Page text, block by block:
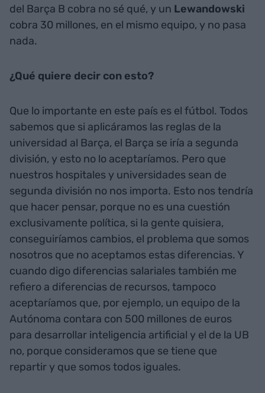
del Barça B cobra no sé qué, y un Lewandowski
cobra 30 millones, en el mismo equipo, y no pasa
nada.
¿Qué quiere decir con esto?
Que lo importante en este país es el fútbol. Todos
sabemos que si aplicáramos las reglas de la
universidad al Barça, el Barça se iría a segunda
división, y esto no lo aceptaríamos. Pero que
nuestros hospitales y universidades sean de
segunda división no nos importa. Esto nos tendría
que hacer pensar, porque no es una cuestión
exclusivamente política, si la gente quisiera,
conseguiríamos cambios, el problema que somos
nosotros que no aceptamos estas diferencias. Y
cuando digo diferencias salariales también me
refiero a diferencias de recursos, tampoco
aceptaríamos que, por ejemplo, un equipo de la
Autónoma contara con 500 millones de euros
para desarrollar inteligencia artificial y el de la UB
no, porque consideramos que se tiene que
repartir y que somos todos iguales.